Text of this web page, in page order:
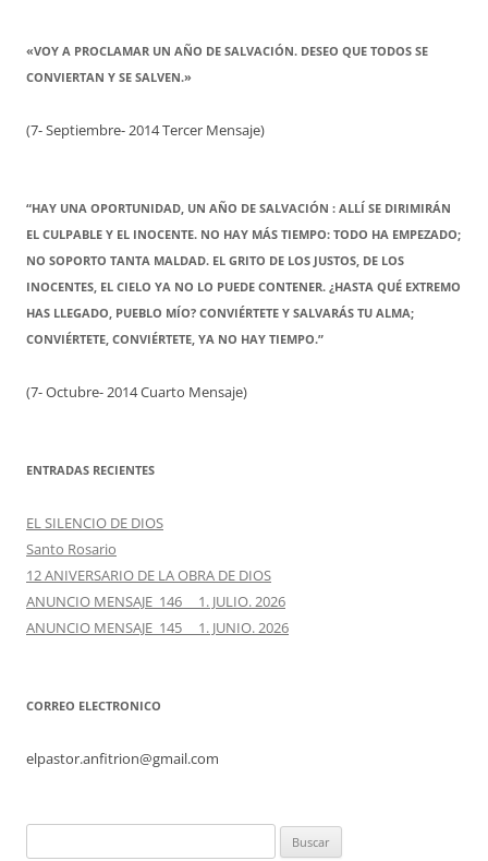
«VOY A PROCLAMAR UN AÑO DE SALVACIÓN. DESEO QUE TODOS SE
CONVIERTAN Y SE SALVEN.»
(7- Septiembre- 2014 Tercer Mensaje)
“HAY UNA OPORTUNIDAD, UN AÑO DE SALVACIÓN : ALLÍ SE DIRIMIRÁN
EL CULPABLE Y EL INOCENTE. NO HAY MÁS TIEMPO: TODO HA EMPEZADO;
NO SOPORTO TANTA MALDAD. EL GRITO DE LOS JUSTOS, DE LOS
INOCENTES, EL CIELO YA NO LO PUEDE CONTENER. ¿HASTA QUÉ EXTREMO
HAS LLEGADO, PUEBLO MÍO? CONVIÉRTETE Y SALVARÁS TU ALMA;
CONVIÉRTETE, CONVIÉRTETE, YA NO HAY TIEMPO.”
(7- Octubre- 2014 Cuarto Mensaje)
ENTRADAS RECIENTES
EL SILENCIO DE DIOS
Santo Rosario
12 ANIVERSARIO DE LA OBRA DE DIOS
ANUNCIO MENSAJE 146 1. JULIO. 2026
ANUNCIO MENSAJE 145 1. JUNIO. 2026
CORREO ELECTRONICO
elpastor.anfitrion@gmail.com